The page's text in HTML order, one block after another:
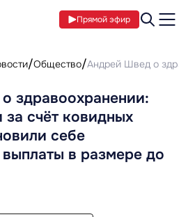
Прямой эфир
Общество Андрей Швед о
здравоохранении:
за счёт ковидных
себе
в размере до